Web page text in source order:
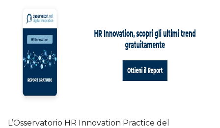
L’Osservatorio HR Innovation Practice del